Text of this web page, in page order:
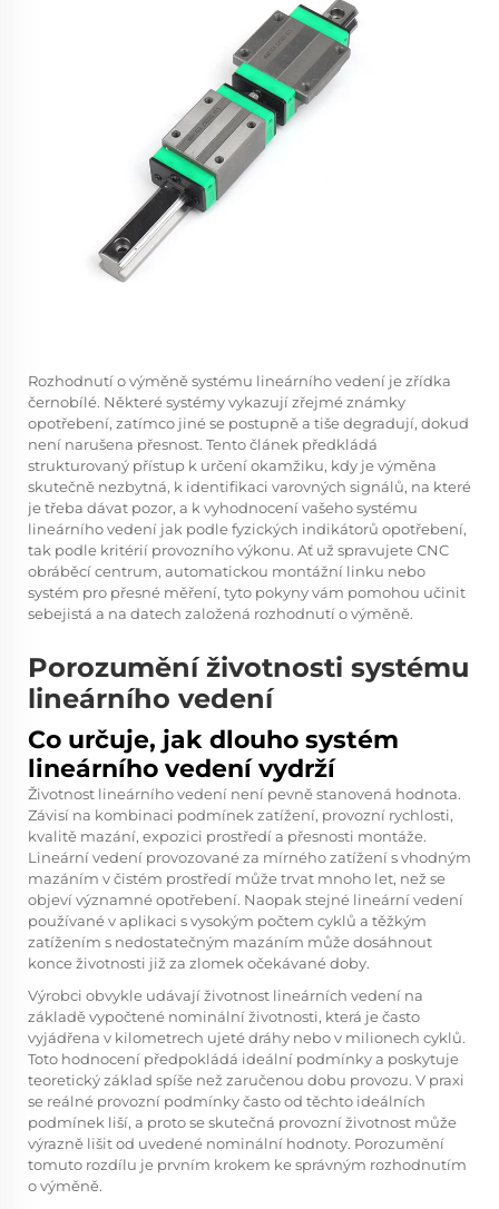
Rozhodnutí o výměně systému lineárního vedení je zřídka
černobílé. Některé systémy vykazují zřejmé známky
opotřebení, zatímco jiné se postupně a tiše degradují, dokud
není narušena přesnost. Tento článek předkládá
strukturovaný přístup k určení okamžiku, kdy je výměna
skutečně nezbytná, k identifikaci varovných signálů, na které
je třeba dávat pozor, a k vyhodnocení vašeho systému
lineárního vedení jak podle fyzických indikátorů opotřebení,
tak podle kritérií provozního výkonu. Ať už spravujete CNC
obráběcí centrum, automatickou montážní linku nebo
systém pro přesné měření, tyto pokyny vám pomohou učinit
sebejistá a na datech založená rozhodnutí o výměně.
Porozumění životnosti systému
lineárního vedení
Co určuje, jak dlouho systém
lineárního vedení vydrží
Životnost lineárního vedení není pevně stanovená hodnota.
Závisí na kombinaci podmínek zatížení, provozní rychlosti,
kvalitě mazání, expozici prostředí a přesnosti montáže.
Lineární vedení provozované za mírného zatížení s vhodným
mazáním v čistém prostředí může trvat mnoho let, než se
objeví významné opotřebení. Naopak stejné lineární vedení
používané v aplikaci s vysokým počtem cyklů a těžkým
zatížením s nedostatečným mazáním může dosáhnout
konce životnosti již za zlomek očekávané doby.
Výrobci obvykle udávají životnost lineárních vedení na
základě vypočtené nominální životnosti, která je často
vyjádřena v kilometrech ujeté dráhy nebo v milionech cyklů.
Toto hodnocení předpokládá ideální podmínky a poskytuje
teoretický základ spíše než zaručenou dobu provozu. V praxi
se reálné provozní podmínky často od těchto ideálních
podmínek liší, a proto se skutečná provozní životnost může
výrazně lišit od uvedené nominální hodnoty. Porozumění
tomuto rozdílu je prvním krokem ke správným rozhodnutím
o výměně.